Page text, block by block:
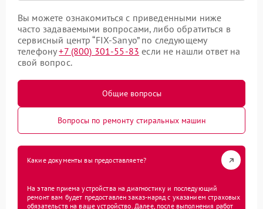
Вы можете ознакомиться с приведенными ниже
часто задаваемыми вопросами, либо обратиться в
сервисный центр “FIX-Sanyo” по следующему
телефону+7 (800) 301-55-83 если не нашли ответ на
свой вопрос.
Общие вопросы
Вопросы по ремонту стиральных машин
Какие документы вы предоставляете?
На этапе приема устройства на диагностику и последующий
ремонт вам будет предоставлен заказ-наряд с указанием страховых
обязательств на ваше устройство. Далее, после выполнения работ